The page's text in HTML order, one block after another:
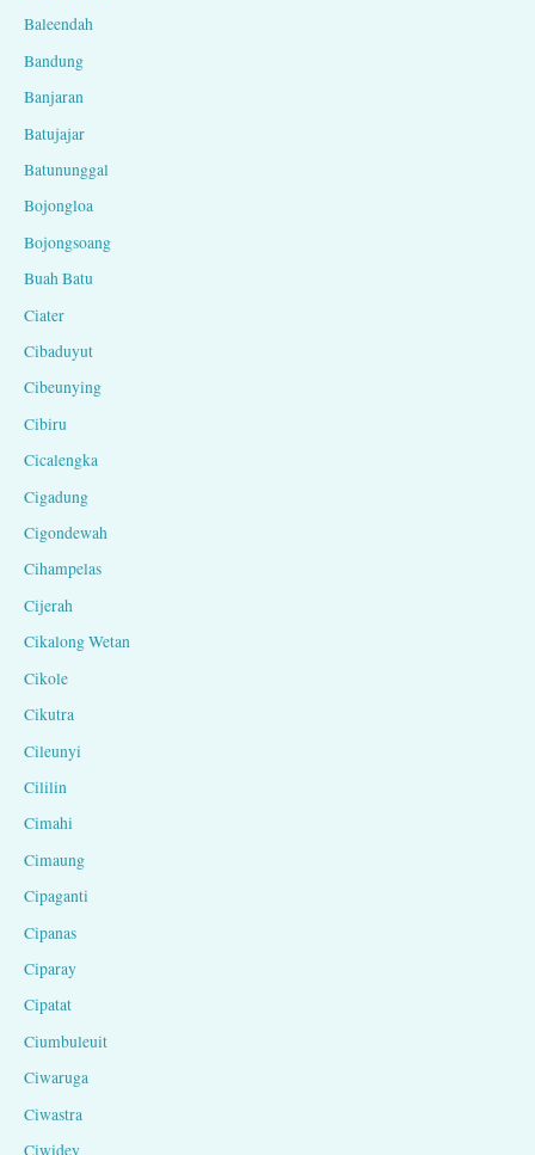
Baleendah
Bandung
Banjaran
Batujajar
Batununggal
Bojongloa
Bojongsoang
Buah Batu
Ciater
Cibaduyut
Cibeunying
Cibiru
Cicalengka
Cigadung
Cigondewah
Cihampelas
Cijerah
Cikalong Wetan
Cikole
Cikutra
Cileunyi
Cililin
Cimahi
Cimaung
Cipaganti
Cipanas
Ciparay
Cipatat
Ciumbuleuit
Ciwaruga
Ciwastra
Ciwidey